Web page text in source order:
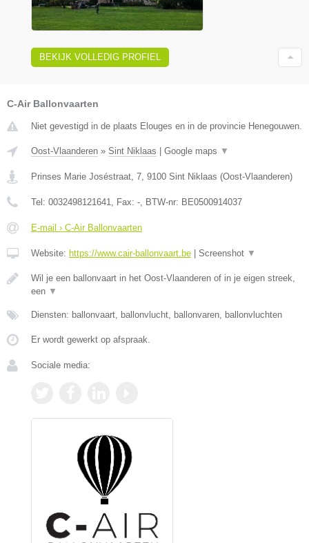
BEKIJK VOLLEDIG PROFIEL
C-Air Ballonvaarten
Niet gevestigd in de plaats Elouges en in de provincie Henegouwen.
Oost-Vlaanderen » Sint Niklaas Google maps ▼
Prinses Marie Joséstraat, 7, 9100 Sint Niklaas (Oost-Vlaanderen)
Tel: 0032498121641, Fax: -, BTW-nr: BE0500914037
E-mail › C-Air Ballonvaarten
Website: https://www.cair-ballonvaart.be Screenshot ▼
Wil je een ballonvaart in het Oost-Vlaanderen of in je eigen streek,
een ▼
Diensten: ballonvaart, ballonvlucht, ballonvaren, ballonvluchten
Er wordt gewerkt op afspraak.
Sociale media: